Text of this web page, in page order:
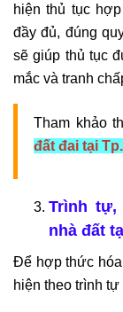
hiện thủ tục
đầy đủ, đúng
sẽ giúp thủ tục
mắc và tranh
Tham khảo
đất đai tại
Trình
nhà đất
Để hợp thức hóa
hiện theo trình